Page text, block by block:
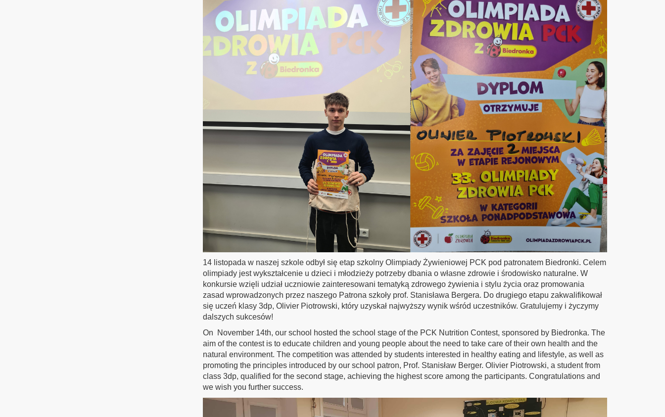
14 listopada w naszej szkole odbył się etap szkolny Olimpiady Żywieniowej PCK pod patronatem Biedronki. Celem
olimpiady jest wykształcenie u dzieci i młodzieży potrzeby dbania o własne zdrowie i środowisko naturalne. W
konkursie wzięli udział uczniowie zainteresowani tematyką zdrowego żywienia i stylu życia oraz promowania
zasad wprowadzonych przez naszego Patrona szkoły prof. Stanisława Bergera. Do drugiego etapu zakwalifikował
się uczeń klasy 3dp, Olivier Piotrowski, który uzyskał najwyższy wynik wśród uczestników. Gratulujemy i życzymy
dalszych sukcesów!
On November 14th, our school hosted the school stage of the PCK Nutrition Contest, sponsored by Biedronka. The
aim of the contest is to educate children and young people about the need to take care of their own health and the
natural environment. The competition was attended by students interested in healthy eating and lifestyle, as well as
promoting the principles introduced by our school patron, Prof. Stanisław Berger. Olivier Piotrowski, a student from
class 3dp, qualified for the second stage, achieving the highest score among the participants. Congratulations and
we wish you further success.